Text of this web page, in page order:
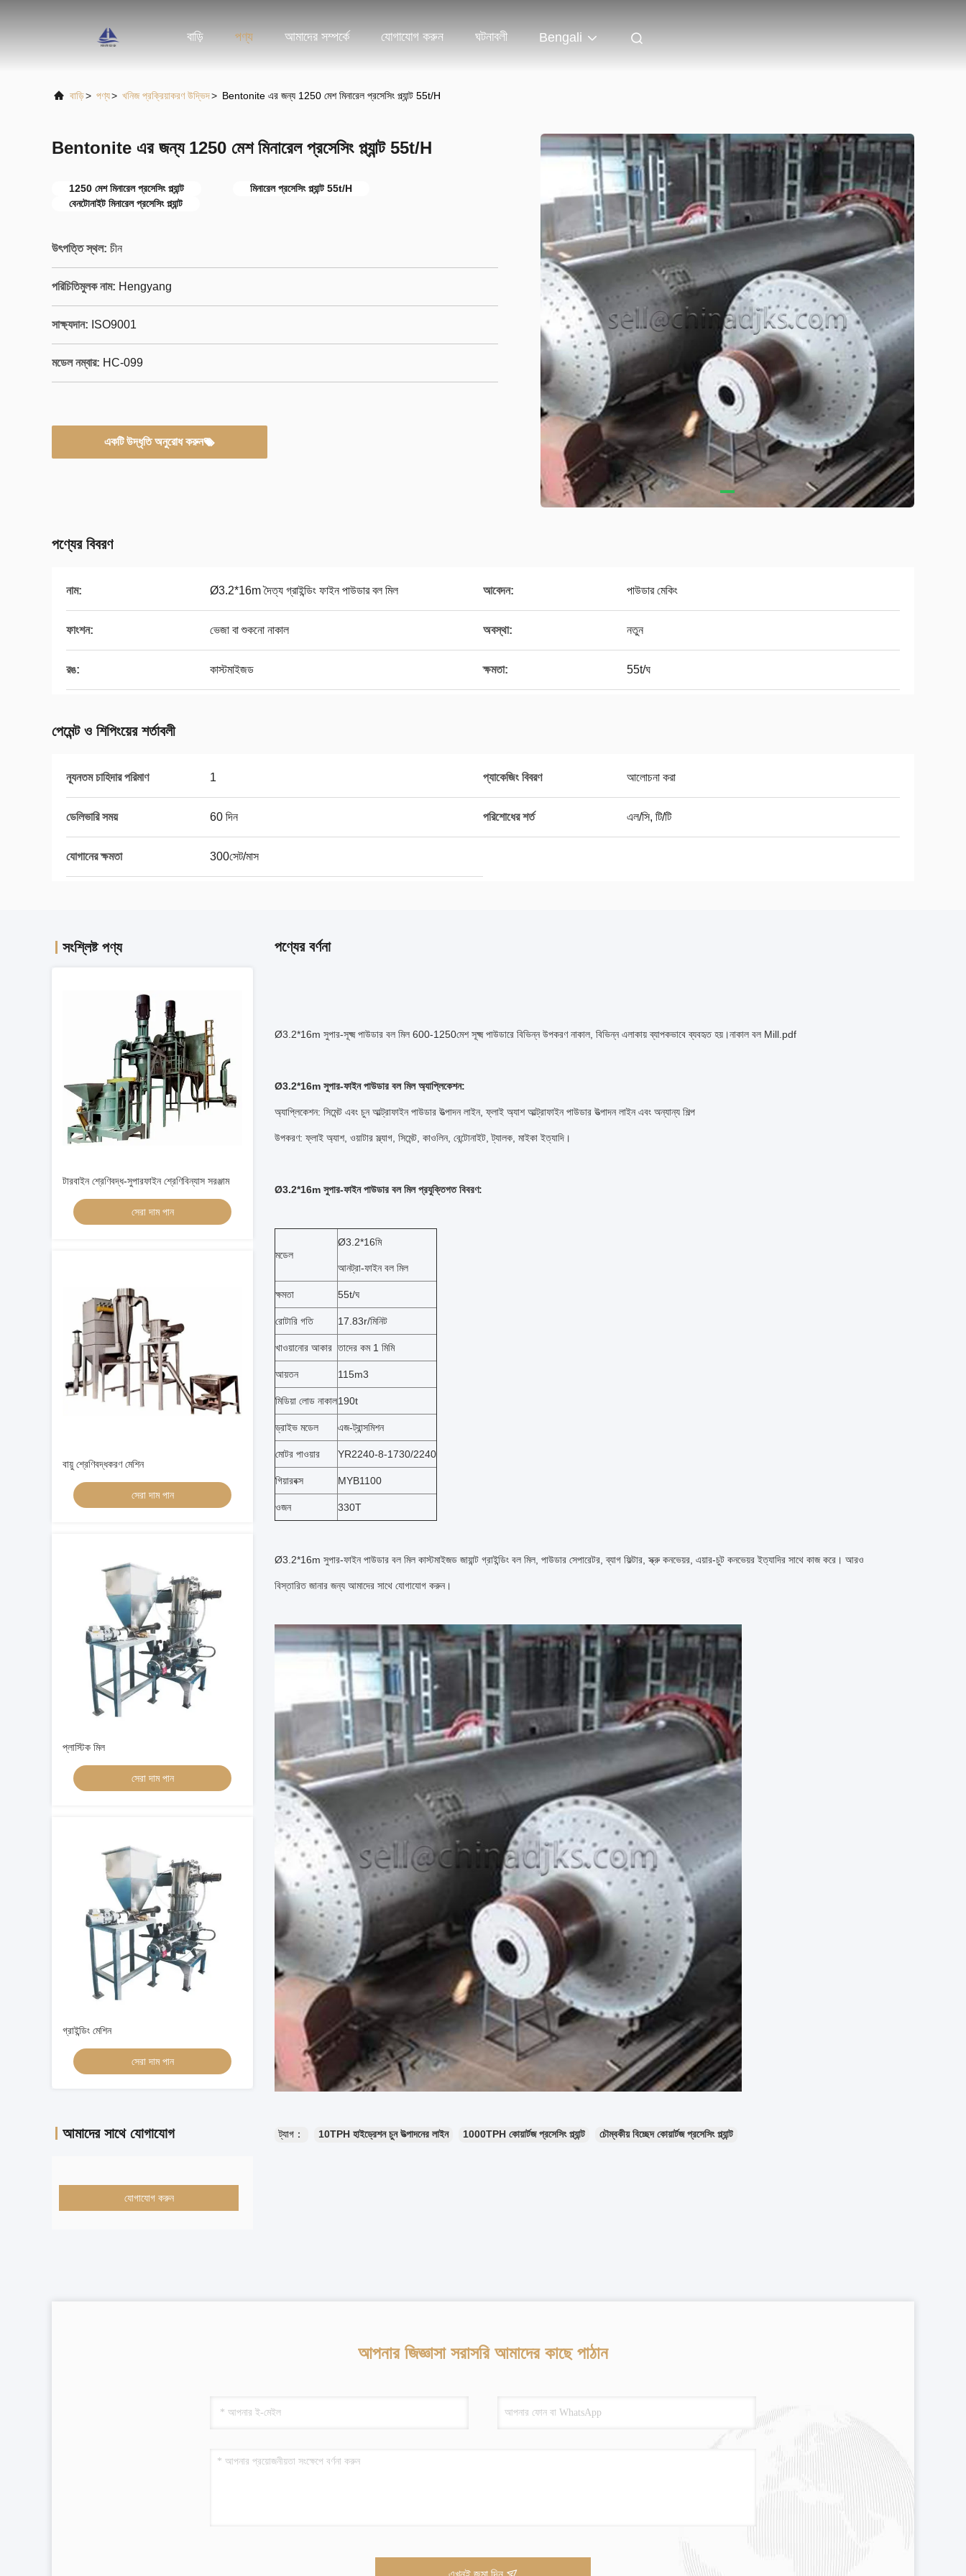
বাড়ি পণ্য আমাদের সম্পর্কে যোগাযোগ করুন ঘটনাবলী Bengali
বাড়ি> পণ্য> খনিজ প্রক্রিয়াকরণ উদ্ভিদ> Bentonite এর জন্য 1250 মেশ মিনারেল প্রসেসিং প্ল্যান্ট 55t/H
Bentonite এর জন্য 1250 মেশ মিনারেল প্রসেসিং প্ল্যান্ট 55t/H
1250 মেশ মিনারেল প্রসেসিং প্ল্যান্ট
মিনারেল প্রসেসিং প্ল্যান্ট 55t/H
বেনটোনাইট মিনারেল প্রসেসিং প্ল্যান্ট
উৎপত্তি স্থল: চীন
পরিচিতিমুলক নাম: Hengyang
সাক্ষ্যদান: ISO9001
মডেল নম্বার: HC-099
একটি উদ্ধৃতি অনুরোধ করুন
পণ্যের বিবরণ
নাম: Ø3.2*16m দৈত্য গ্রাইন্ডিং ফাইন পাউডার বল মিল আবেদন: পাউডার মেকিং
ফাংশন: ভেজা বা শুকনো নাকাল অবস্থা: নতুন
রঙ: কাস্টমাইজড ক্ষমতা: 55t/ঘ
পেমেন্ট ও শিপিংয়ের শর্তাবলী
ন্যূনতম চাহিদার পরিমাণ 1 প্যাকেজিং বিবরণ আলোচনা করা
ডেলিভারি সময় 60 দিন পরিশোধের শর্ত এল/সি, টি/টি
যোগানের ক্ষমতা 300সেট/মাস
সংশ্লিষ্ট পণ্য
টারবাইন শ্রেণিবদ্ধ-সুপারফাইন শ্রেণিবিন্যাস সরঞ্জাম
সেরা দাম পান
বায়ু শ্রেণিবদ্ধকরণ মেশিন
সেরা দাম পান
প্লাস্টিক মিল
সেরা দাম পান
গ্রাইন্ডিং মেশিন
সেরা দাম পান
আমাদের সাথে যোগাযোগ
যোগাযোগ করুন
পণ্যের বর্ণনা
Ø3.2*16m সুপার-সূক্ষ্ম পাউডার বল মিল 600-1250মেশ সূক্ষ্ম পাউডারে বিভিন্ন উপকরণ নাকাল, বিভিন্ন এলাকায় ব্যাপকভাবে ব্যবহৃত হয়।নাকাল বল Mill.pdf
Ø3.2*16m সুপার-ফাইন পাউডার বল মিল অ্যাপ্লিকেশন:
অ্যাপ্লিকেশন: সিমেন্ট এবং চুন আল্ট্রাফাইন পাউডার উত্পাদন লাইন, ফ্লাই অ্যাশ আল্ট্রাফাইন পাউডার উত্পাদন লাইন এবং অন্যান্য শিল্প
উপকরণ: ফ্লাই অ্যাশ, ওয়াটার স্ল্যাগ, সিমেন্ট, কাওলিন, বেন্টোনাইট, ট্যালক, মাইকা ইত্যাদি।
Ø3.2*16m সুপার-ফাইন পাউডার বল মিল প্রযুক্তিগত বিবরণ:
মডেল
Ø3.2*16মি
আনট্রা-ফাইন বল মিল
ক্ষমতা 55t/ঘ
রোটারি গতি 17.83r/মিনিট
খাওয়ানোর আকার তাদের কম 1 মিমি
আয়তন 115m3
মিডিয়া লোড নাকাল190t
ড্রাইভ মডেল এজ-ট্রান্সমিশন
মোটর পাওয়ার YR2240-8-1730/2240
গিয়ারবক্স MYB1100
ওজন 330T
Ø3.2*16m সুপার-ফাইন পাউডার বল মিল কাস্টমাইজড জায়ান্ট গ্রাইন্ডিং বল মিল, পাউডার সেপারেটর, ব্যাগ ফিল্টার, স্ক্রু কনভেয়র, এয়ার-চুট কনভেয়র ইত্যাদির সাথে কাজ করে। আরও
বিস্তারিত জানার জন্য আমাদের সাথে যোগাযোগ করুন।
ট্যাগ： 10TPH হাইড্রেশন চুন উত্পাদনের লাইন 1000TPH কোয়ার্টজ প্রসেসিং প্ল্যান্ট চৌম্বকীয় বিচ্ছেদ কোয়ার্টজ প্রসেসিং প্ল্যান্ট
আপনার জিজ্ঞাসা সরাসরি আমাদের কাছে পাঠান